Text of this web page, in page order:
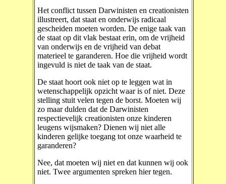
Het conflict tussen Darwinisten en creationisten
illustreert, dat staat en onderwijs radicaal
gescheiden moeten worden. De enige taak van
de staat op dit vlak bestaat erin, om de vrijheid
van onderwijs en de vrijheid van debat
materieel te garanderen. Hoe die vrijheid wordt
ingevuld is niet de taak van de staat.
De staat hoort ook niet op te leggen wat in
wetenschappelijk opzicht waar is of niet. Deze
stelling stuit velen tegen de borst. Moeten wij
zo maar dulden dat de Darwinisten
respectievelijk creationisten onze kinderen
leugens wijsmaken? Dienen wij niet alle
kinderen gelijke toegang tot onze waarheid te
garanderen?
Nee, dat moeten wij niet en dat kunnen wij ook
niet. Twee argumenten spreken hier tegen.